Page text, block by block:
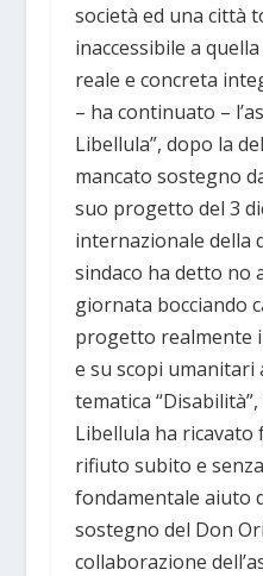
società ed una città
inaccessibile a
reale e concreta
– ha continuato –
Libellula”, dopo la
mancato sostegno
suo progetto del 3
internazionale della
sindaco ha detto no
giornata bocciando
progetto realmente
e su scopi umanitari
tematica
Libellula ha ricavato
rifiuto subito e
fondamentale aiuto
sostegno del Don
collaborazione